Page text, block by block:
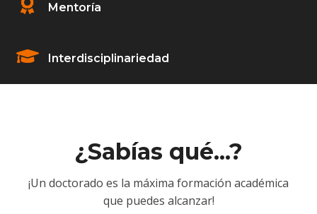
Mentoría
Interdisciplinariedad
¿Sabías qué...?
¡Un doctorado es la máxima formación académica
que puedes alcanzar!